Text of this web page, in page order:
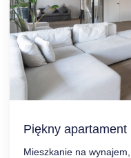
Piękny
Mieszkanie na